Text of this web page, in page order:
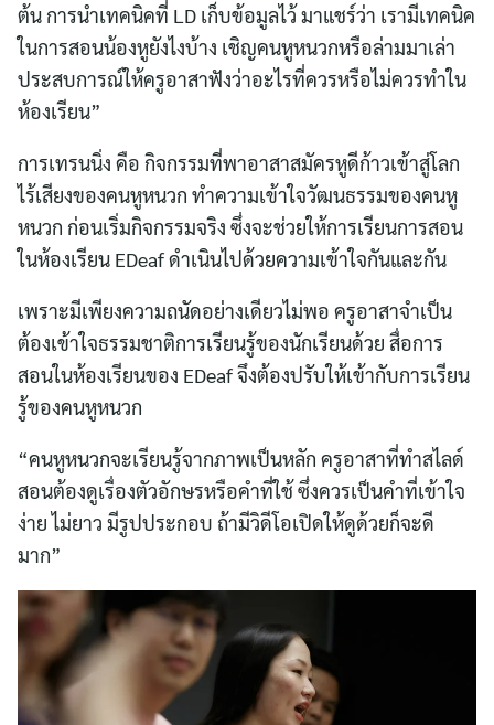
ต้น การนำเทคนิคที่ LD เก็บข้อมูลไว้ มาแชร์ว่า เรามีเทคนิค
ในการสอนน้องหูยังไงบ้าง เชิญคนหูหนวกหรือล่ามมาเล่า
ประสบการณ์ให้ครูอาสาฟังว่าอะไรที่ควรหรือไม่ควรทำใน
ห้องเรียน”
การเทรนนิ่ง คือ กิจกรรมที่พาอาสาสมัครหูดีก้าวเข้าสู่โลก
ไร้เสียงของคนหูหนวก ทำความเข้าใจวัฒนธรรมของคนหู
หนวก ก่อนเริ่มกิจกรรมจริง ซึ่งจะช่วยให้การเรียนการสอน
ในห้องเรียน EDeaf ดำเนินไปด้วยความเข้าใจกันและกัน
เพราะมีเพียงความถนัดอย่างเดียวไม่พอ ครูอาสาจำเป็น
ต้องเข้าใจธรรมชาติการเรียนรู้ของนักเรียนด้วย สื่อการ
สอนในห้องเรียนของ EDeaf จึงต้องปรับให้เข้ากับการเรียน
รู้ของคนหูหนวก
“คนหูหนวกจะเรียนรู้จากภาพเป็นหลัก ครูอาสาที่ทำสไลด์
สอนต้องดูเรื่องตัวอักษรหรือคำที่ใช้ ซึ่งควรเป็นคำที่เข้าใจ
ง่าย ไม่ยาว มีรูปประกอบ ถ้ามีวิดีโอเปิดให้ดูด้วยก็จะดี
มาก”